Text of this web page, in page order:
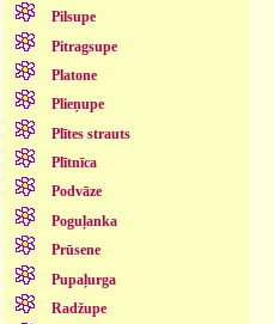
Pilsupe
Pitragsupe
Platone
Plieņupe
Plītes strauts
Plītnīca
Podvāze
Poguļanka
Prūsene
Pupaļurga
Radžupe